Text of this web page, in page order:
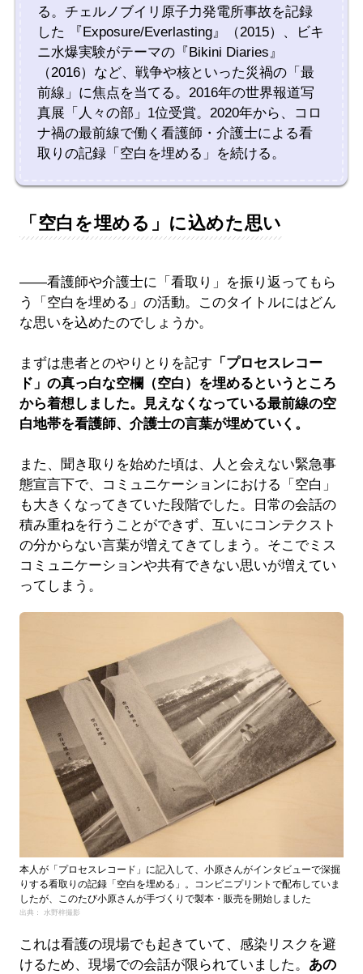
る。チェルノブイリ原子力発電所事故を記録
した 『Exposure/Everlasting』（2015）、ビキ
ニ水爆実験がテーマの『Bikini Diaries』
（2016）など、戦争や核といった災禍の「最
前線」に焦点を当てる。2016年の世界報道写
真展「人々の部」1位受賞。2020年から、コロ
ナ禍の最前線で働く看護師・介護士による看
取りの記録「空白を埋める」を続ける。
「空白を埋める」に込めた思い
――看護師や介護士に「看取り」を振り返ってもら
う「空白を埋める」の活動。このタイトルにはどん
な思いを込めたのでしょうか。
まずは患者とのやりとりを記す 「プロセスレコー
ド」の真っ白な空欄（空白）を埋めるというところ
から着想しました。見えなくなっている最前線の空
白地帯を看護師、介護士の言葉が埋めていく。
また、聞き取りを始めた頃は、人と会えない緊急事
態宣言下で、コミュニケーションにおける「空白」
も大きくなってきていた段階でした。日常の会話の
積み重ねを行うことができず、互いにコンテクスト
の分からない言葉が増えてきてしまう。そこでミス
コミュニケーションや共有できない思いが増えてい
ってしまう。
本人が「プロセスレコード」に記入して、小原さんがインタビューで深掘
りする看取りの記録「空白を埋める」。コンビニプリントで配布していま
したが、このたび小原さんが手づくりで製本・販売を開始しました
出典： 水野梓撮影
これは看護の現場でも起きていて、感染リスクを避
けるため、現場での会話が限られていました。 あの